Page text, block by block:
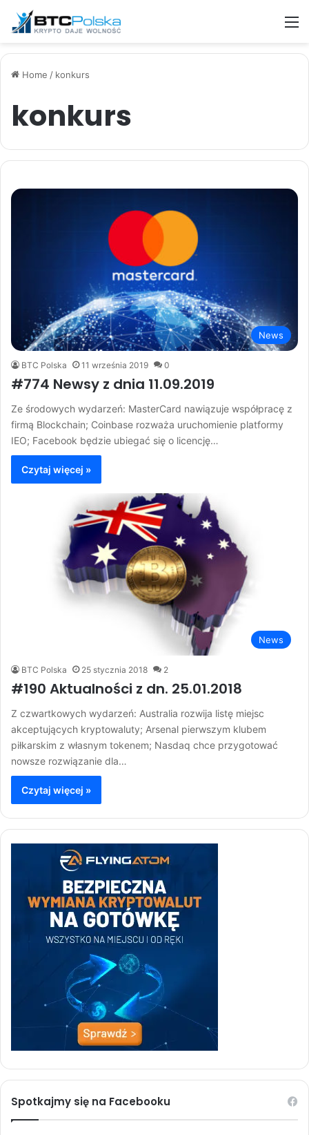
Home / konkurs
konkurs
News
BTC Polska 11 września 2019 0
#774 Newsy z dnia 11.09.2019
Ze środowych wydarzeń: MasterCard nawiązuje współpracę z
firmą Blockchain; Coinbase rozważa uruchomienie platformy
IEO; Facebook będzie ubiegać się o licencję…
Czytaj więcej »
News
BTC Polska 25 stycznia 2018 2
#190 Aktualności z dn. 25.01.2018
Z czwartkowych wydarzeń: Australia rozwija listę miejsc
akceptujących kryptowaluty; Arsenal pierwszym klubem
piłkarskim z własnym tokenem; Nasdaq chce przygotować
nowsze rozwiązanie dla…
Czytaj więcej »
Spotkajmy się na Facebooku